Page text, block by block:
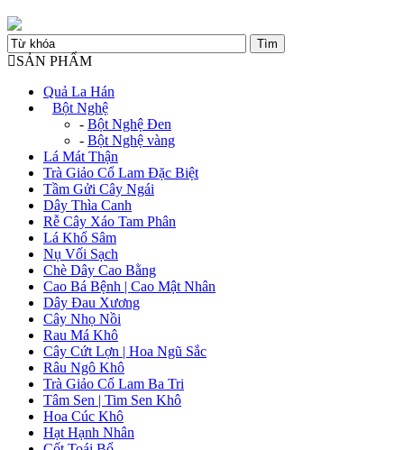
SẢN PHẨM
Quả La Hán
Bột Nghệ
- Bột Nghệ Đen
- Bột Nghệ vàng
Lá Mát Thận
Trà Giảo Cổ Lam Đặc Biệt
Tầm Gửi Cây Ngái
Dây Thìa Canh
Rễ Cây Xáo Tam Phân
Lá Khổ Sâm
Nụ Vối Sạch
Chè Dây Cao Bằng
Cao Bá Bệnh | Cao Mật Nhân
Dây Đau Xương
Cây Nhọ Nồi
Rau Má Khô
Cây Cứt Lợn | Hoa Ngũ Sắc
Râu Ngô Khô
Trà Giảo Cổ Lam Ba Tri
Tâm Sen | Tim Sen Khô
Hoa Cúc Khô
Hạt Hạnh Nhân